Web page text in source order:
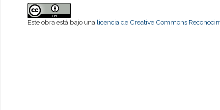
Este obra está bajo una licencia de Creative Commons